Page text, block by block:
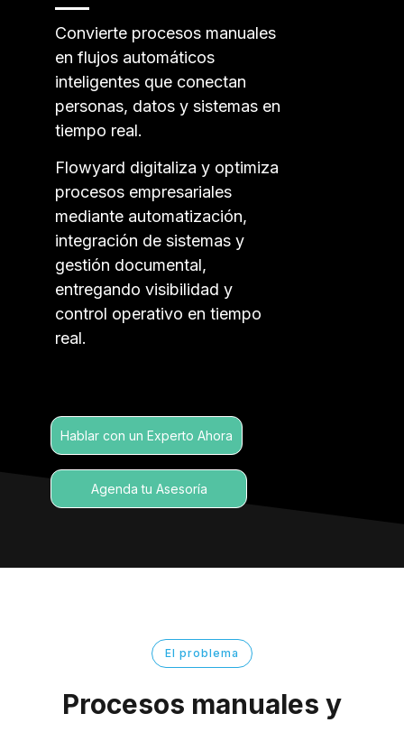
Convierte procesos manuales
en flujos automáticos
inteligentes que conectan
personas, datos y sistemas en
tiempo real.
Flowyard digitaliza y optimiza
procesos empresariales
mediante automatización,
integración de sistemas y
gestión documental,
entregando visibilidad y
control operativo en tiempo
real.
Hablar con un Experto Ahora
Agenda tu Asesoría
El problema
Procesos manuales y